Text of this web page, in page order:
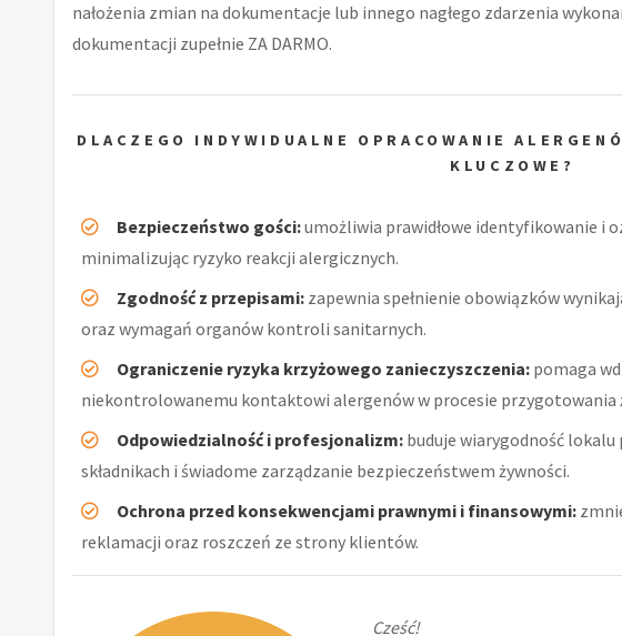
nałożenia zmian na dokumentacje lub innego nagłego zdarzenia
dokumentacji zupełnie ZA DARMO.
DLACZEGO INDYWIDUALNE OPRACOWANIE
KLUCZOWE?
Bezpieczeństwo gości:umożliwia prawidłowe identyfikowanie i
minimalizując ryzyko reakcji alergicznych.
Zgodność z przepisami: zapewnia spełnienie obowiązków
oraz wymagań organów kontroli sanitarnych.
Ograniczenie ryzyka krzyżowego zanieczyszczenia: pomaga
niekontrolowanemu kontaktowi alergenów w procesie przygotowania
Odpowiedzialność i profesjonalizm: buduje wiarygodność
składnikach i świadome zarządzanie bezpieczeństwem żywności.
Ochrona przed konsekwencjami prawnymi i finansowymi:
reklamacji oraz roszczeń ze strony klientów.
Cześć!